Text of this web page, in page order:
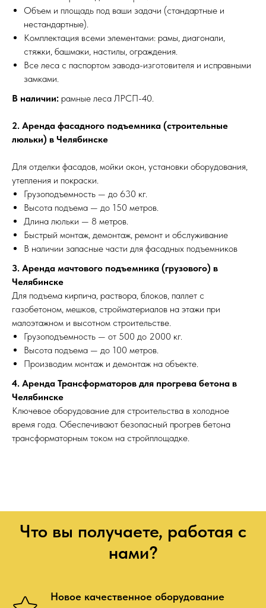
Объем и площадь под ваши задачи (стандартные и
нестандартные).
Комплектация всеми элементами: рамы, диагонали,
стяжки, башмаки, настилы, ограждения.
Все леса с паспортом завода-изготовителя и исправными
замками.
В наличии: рамные леса ЛРСП-40.
2. Аренда фасадного подъемника (строительные
люльки) в Челябинске
Для отделки фасадов, мойки окон, установки оборудования,
утепления и покраски.
Грузоподъемность — до 630 кг.
Высота подъема — до 150 метров.
Длина люльки — 8 метров.
Быстрый монтаж, демонтаж, ремонт и обслуживание
В наличии запасные части для фасадных подъемников
3. Аренда мачтового подъемника (грузового) в
Челябинске
Для подъема кирпича, раствора, блоков, паллет с
газобетоном, мешков, стройматериалов на этажи при
малоэтажном и высотном строительстве.
Грузоподъемность — от 500 до 2000 кг.
Высота подъема — до 100 метров.
Производим монтаж и демонтаж на объекте.
4. Аренда Трансформаторов для прогрева бетона в
Челябинске
Ключевое оборудование для строительства в холодное
время года. Обеспечивают безопасный прогрев бетона
трансформаторным током на стройплощадке.
Что вы получаете, работая с
нами?
Новое качественное оборудование